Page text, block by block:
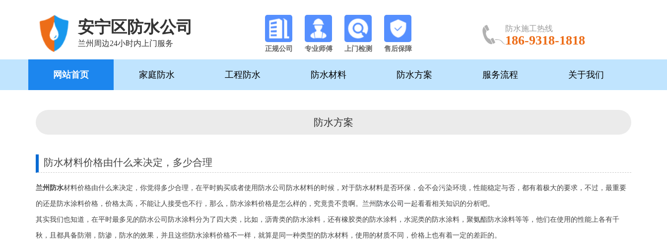
安宁区防水公司
兰州周边24小时内上门服务
正规公司 专业师傅 上门检测 售后保障
防水施工热线
186-9318-1818
网站首页 家庭防水 工程防水 防水材料 防水方案 服务流程 关于我们
防水方案
防水材料价格由什么来决定，多少合理
兰州防水材料价格由什么来决定，你觉得多少合理，在平时购买或者使用防水公司防水材料的时候，对于防水材料是否环保，会不会污染环境，性能稳定与否，都有着极大的要求，不过，最重要
的还是防水涂料价格，价格太高，不能让人接受也不行，那么，防水涂料价格是怎么样的，究竟贵不贵啊。兰州 防水公司 一起看看相关知识的分析吧。
其实我们也知道，在平时最多见的防水公司防水涂料分为了四大类，比如，沥青类的防水涂料，还有橡胶类的防水涂料，水泥类的防水涂料，聚氨酯防水涂料等等，他们在使用的性能上各有千
秋，且都具备防潮，防渗，防水的效果，并且这些防水涂料价格不一样，就算是同一种类型的防水材料，使用的材质不同，价格上也有着一定的差距的。